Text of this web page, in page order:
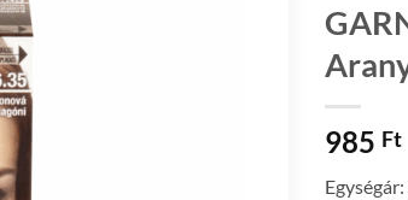
985 Ft
Egységár: